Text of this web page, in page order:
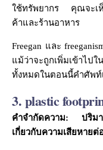
ใช้ทรัพยากร คุณจะเห็
ค้าและร้านอาหาร
Freegan และ
แม้ว่าจะถูกเพิ่มเข้าไป
ทั้งหมดในตอนนี้คำศัพท์
3. plastic
คำจำกัดความ: ปริมา
เกี่ยวกับความเสียหาย